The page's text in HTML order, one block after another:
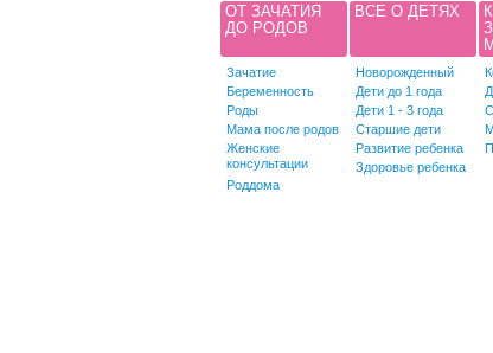
ОТ ЗАЧАТИЯ
ДО РОДОВ
Зачатие
Беременность
Роды
Мама после родов
Женские
консультации
Роддома
ВСЕ О ДЕТЯХ
Новорожденный
Дети до 1 года
Дети 1 - 3 года
Старшие дети
Развитие ребенка
Здоровье ребенка